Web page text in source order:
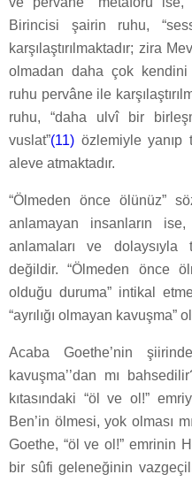
Birincisi şairin ruhu,
karşılaştırılmaktadır; zira
olmadan daha çok kendini
ruhu pervâne ile
ruhu, “daha ulvî bir
vuslat”(11) özlemiyle yanıp
aleve atmaktadır.
“Ölmeden önce ölünüz”
anlamayan insanların
anlamaları ve dolaysıyla
değildir. “Ölmeden önce
olduğu duruma” intikal
“ayrılığı olmayan kavuşma”
Acaba Goethe’nin
kavuşma’’dan mı
kıtasındaki “öl ve ol!”
Ben’in ölmesi, yok olması
Goethe, “öl ve ol!” emrinin
bir sûfi geleneğinin